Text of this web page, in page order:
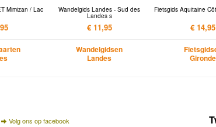
Mimizan / Lac Wandelgids Landes - Sud des
Landes s
€ 11,95
Wandelgidsen
Landes
Fietsgids Aquitaine
€ 14,95
Gironde
Volg ons op facebook